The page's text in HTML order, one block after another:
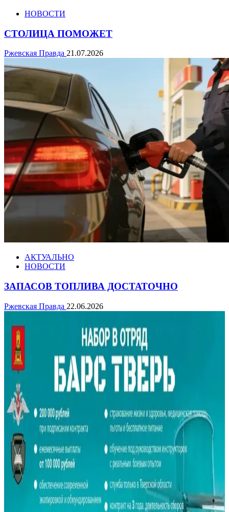
НОВОСТИ
СТОЛИЦА ПОМОЖЕТ
Ржевская Правда 21.07.2026
АКТУАЛЬНО
НОВОСТИ
ЗАПАСОВ ТОПЛИВА ДОСТАТОЧНО
Ржевская Правда 22.06.2026